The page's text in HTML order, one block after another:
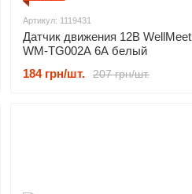
Артикул: 1119431
Датчик движения 12В WellMeet
WM-TG002A 6А белый
207 грн/шт.
184 грн/шт.